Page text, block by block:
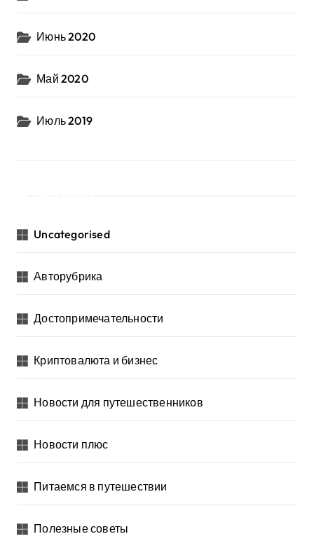
Июнь 2020
Май 2020
Июль 2019
Uncategorised
Авторубрика
Достопримечательности
Криптовалюта и бизнес
Новости для путешественников
Новости плюс
Питаемся в путешествии
Полезные советы